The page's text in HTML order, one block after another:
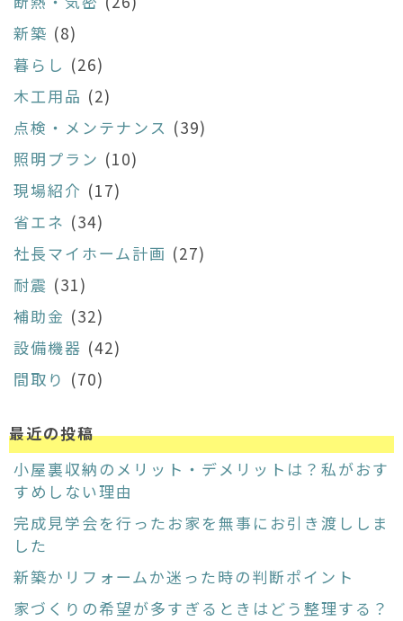
新築 (8)
暮らし (26)
木工用品 (2)
点検・メンテナンス (39)
照明プラン (10)
現場紹介 (17)
省エネ (34)
社長マイホーム計画 (27)
耐震 (31)
補助金 (32)
設備機器 (42)
間取り (70)
最近の投稿
小屋裏収納のメリット・デメリットは？私がおす
すめしない理由
完成見学会を行ったお家を無事にお引き渡ししま
した
新築かリフォームか迷った時の判断ポイント
家づくりの希望が多すぎるときはどう整理する？